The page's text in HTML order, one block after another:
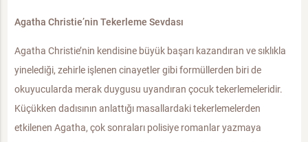
Agatha Christie’nin Tekerleme Sevdası
Agatha Christie’nin kendisine büyük başarı kazandıran ve sıklıkla
yinelediği, zehirle işlenen cinayetler gibi formüllerden biri de
okuyucularda merak duygusu uyandıran çocuk tekerlemeleridir.
Küçükken dadısının anlattığı masallardaki tekerlemelerden
etkilenen Agatha, çok sonraları polisiye romanlar yazmaya